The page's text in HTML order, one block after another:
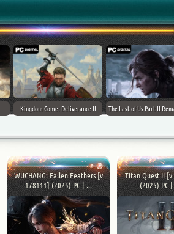
Kingdom Come: Deliverance II The Last of Us Part II
WUCHANG: Fallen Feathers [v
178111] (2025) PC | ...
Titan Quest II
(2025) PC